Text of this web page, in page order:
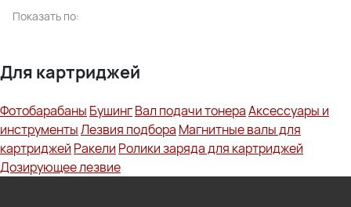
Показать по:
Для картриджей
Фотобарабаны БушингВал подачи тонераАксессуары и
инструментыЛезвия подбора Магнитные валы для
картриджей Ракели Ролики заряда для картриджей
Дозирующее лезвие